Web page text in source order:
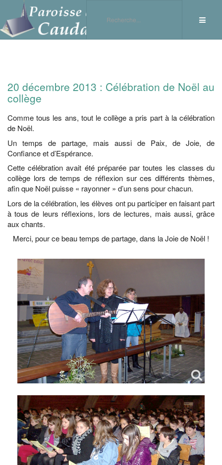
20 décembre 2013 : Célébration de Noël au
collège
Comme tous les ans, tout le collège a pris part à la célébration
de Noël.
Un temps de partage, mais aussi de Paix, de Joie, de
Confiance et d’Espérance.
Cette célébration avait été préparée par toutes les classes du
collège lors de temps de réflexion sur ces différents thèmes,
afin que Noël puisse « rayonner » d’un sens pour chacun.
Lors de la célébration, les élèves ont pu participer en faisant part
à tous de leurs réflexions, lors de lectures, mais aussi, grâce
aux chants.
Merci, pour ce beau temps de partage, dans la Joie de Noël !